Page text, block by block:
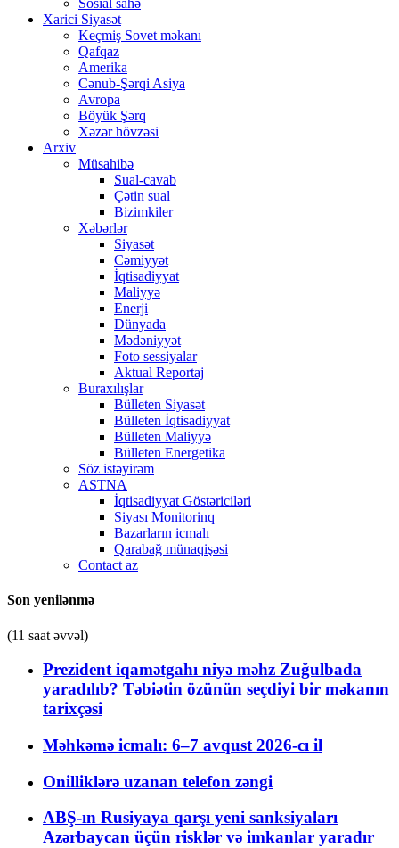
Sosial sahə
Xarici Siyasət
Keçmiş Sovet məkanı
Qafqaz
Amerika
Cənub-Şərqi Asiya
Avropa
Böyük Şərq
Xəzər hövzəsi
Arxiv
Müsahibə
Sual-cavab
Çətin sual
Bizimkiler
Xəbərlər
Siyasət
Cəmiyyət
İqtisadiyyat
Maliyyə
Enerji
Dünyada
Mədəniyyət
Foto sessiyalar
Aktual Reportaj
Buraxılışlar
Bülleten Siyasət
Bülleten İqtisadiyyat
Bülleten Maliyyə
Bülleten Energetika
Söz istəyirəm
ASTNA
İqtisadiyyat Göstəriciləri
Siyası Monitorinq
Bazarların icmalı
Qarabağ münaqişəsi
Contact az
Son yenilənmə
(11 saat əvvəl)
Prezident iqamətgahı niyə məhz Zuğulbada
yaradılıb? Təbiətin özünün seçdiyi bir məkanın
tarixçəsi
Məhkəmə icmalı: 6–7 avqust 2026-cı il
Onilliklərə uzanan telefon zəngi
ABŞ-ın Rusiyaya qarşı yeni sanksiyaları
Azərbaycan üçün risklər və imkanlar yaradır